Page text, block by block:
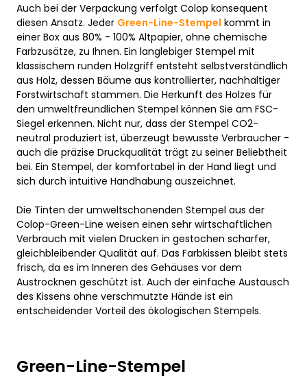
Auch bei der Verpackung verfolgt Colop konsequent
diesen Ansatz. Jeder Green-Line-Stempel kommt in
einer Box aus 80% - 100% Altpapier, ohne chemische
Farbzusätze, zu Ihnen. Ein langlebiger Stempel mit
klassischem runden Holzgriff entsteht selbstverständlich
aus Holz, dessen Bäume aus kontrollierter, nachhaltiger
Forstwirtschaft stammen. Die Herkunft des Holzes für
den umweltfreundlichen Stempel können Sie am FSC-
Siegel erkennen. Nicht nur, dass der Stempel CO2-
neutral produziert ist, überzeugt bewusste Verbraucher -
auch die präzise Druckqualität trägt zu seiner Beliebtheit
bei. Ein Stempel, der komfortabel in der Hand liegt und
sich durch intuitive Handhabung auszeichnet.
Die Tinten der umweltschonenden Stempel aus der
Colop-Green-Line weisen einen sehr wirtschaftlichen
Verbrauch mit vielen Drucken in gestochen scharfer,
gleichbleibender Qualität auf. Das Farbkissen bleibt stets
frisch, da es im Inneren des Gehäuses vor dem
Austrocknen geschützt ist. Auch der einfache Austausch
des Kissens ohne verschmutzte Hände ist ein
entscheidender Vorteil des ökologischen Stempels.
Green-Line-Stempel